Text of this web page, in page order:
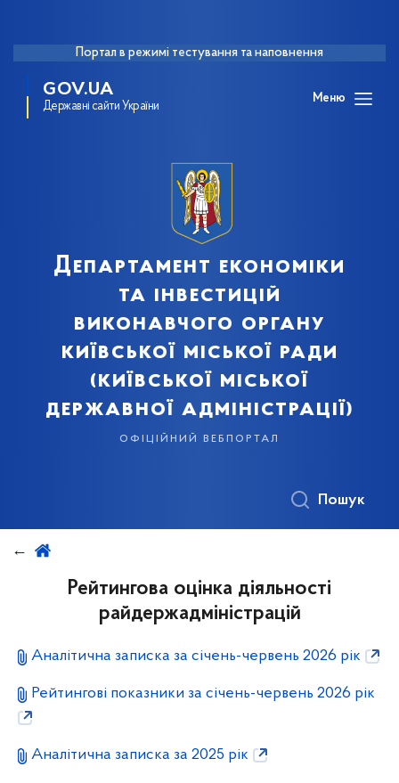
Портал в режимі тестування та наповнення
GOV.UA
Державні сайти України
Меню
Департамент економіки
та інвестицій
виконавчого органу
київської міської ради
(київської міської
державної адміністрації)
офіційний вебпортал
Пошук
Рейтингова оцінка діяльності
райдержадміністрацій
Аналітична записка за січень-червень 2026 рік
Рейтингові показники за січень-червень 2026 рік
Аналітична записка за 2025 рік